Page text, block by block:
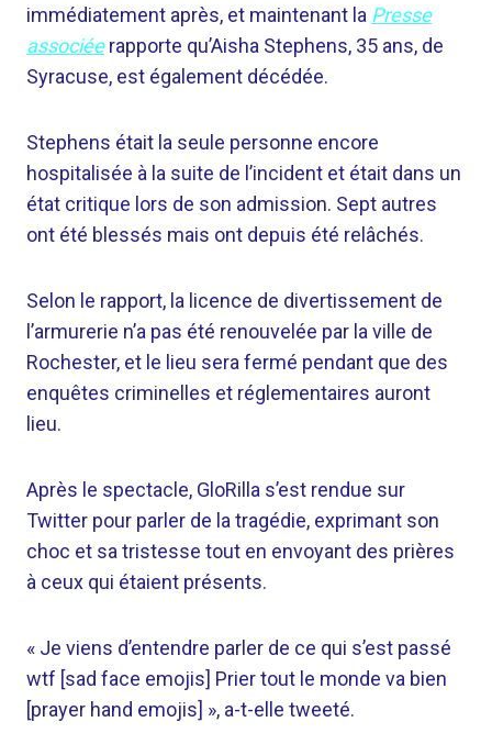
immédiatement après, et maintenant la Presse
associéerapporte qu’Aisha Stephens, 35 ans, de
Syracuse, est également décédée.
Stephens était la seule personne encore
hospitalisée à la suite de l’incident et était dans un
état critique lors de son admission. Sept autres
ont été blessés mais ont depuis été relâchés.
Selon le rapport, la licence de divertissement de
l’armurerie n’a pas été renouvelée par la ville de
Rochester, et le lieu sera fermé pendant que des
enquêtes criminelles et réglementaires auront
lieu.
Après le spectacle, GloRilla s’est rendue sur
Twitter pour parler de la tragédie, exprimant son
choc et sa tristesse tout en envoyant des prières
à ceux qui étaient présents.
« Je viens d’entendre parler de ce qui s’est passé
wtf [sad face emojis] Prier tout le monde va bien
[prayer hand emojis] », a-t-elle tweeté.